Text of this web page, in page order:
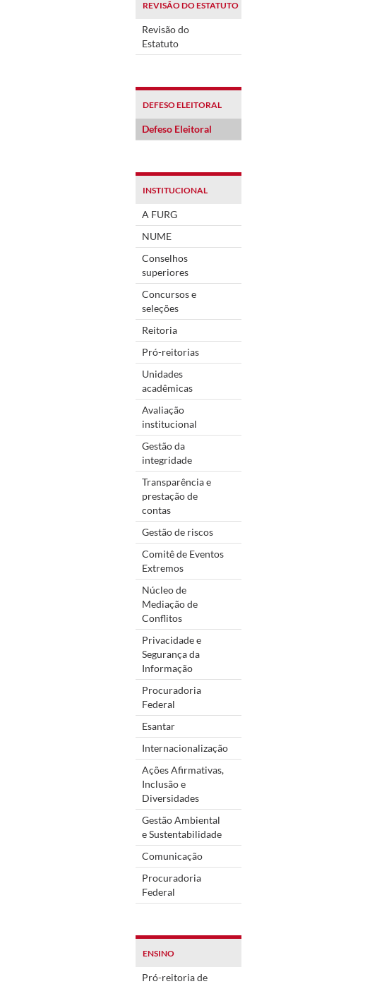
REVISÃO DO ESTATUTO
Revisão do
Estatuto
DEFESO ELEITORAL
Defeso Eleitoral
INSTITUCIONAL
A FURG
NUME
Conselhos
superiores
Concursos e
seleções
Reitoria
Pró-reitorias
Unidades
acadêmicas
Avaliação
institucional
Gestão da
integridade
Transparência e
prestação de
contas
Gestão de riscos
Comitê de Eventos
Extremos
Núcleo de
Mediação de
Conflitos
Privacidade e
Segurança da
Informação
Procuradoria
Federal
Esantar
Internacionalização
Ações Afirmativas,
Inclusão e
Diversidades
Gestão Ambiental
e Sustentabilidade
Comunicação
Procuradoria
Federal
ENSINO
Pró-reitoria de